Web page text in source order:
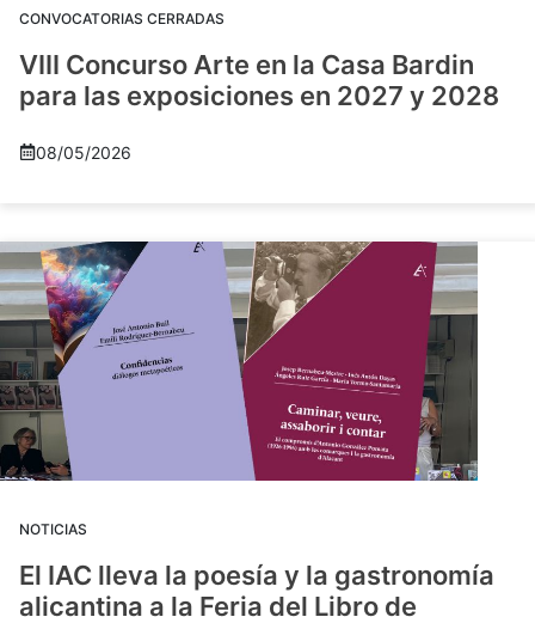
CONVOCATORIAS CERRADAS
VIII Concurso Arte en la Casa Bardin
para las exposiciones en 2027 y 2028
08/05/2026
NOTICIAS
El IAC lleva la poesía y la gastronomía
alicantina a la Feria del Libro de